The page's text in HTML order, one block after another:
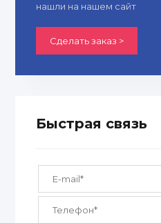
нашли на нашем сайт
Сделать заказ >
Быстрая связь